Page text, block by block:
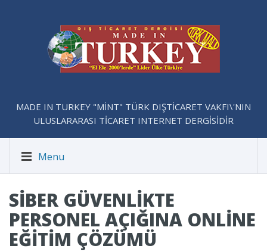
MADE IN TURKEY "MİNT" TÜRK DIŞTİCARET VAKFI\'NIN
ULUSLARARASI TİCARET INTERNET DERGİSİDİR
Menu
SIBER GÜVENLIKTE
PERSONEL AÇIĞINA ONLINE
EĞITIM ÇÖZÜMÜ